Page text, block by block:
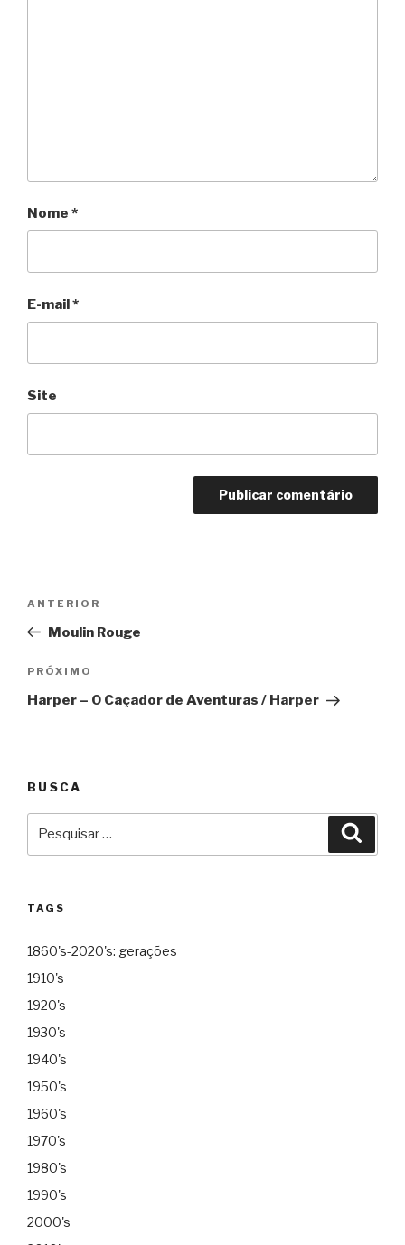
Nome *
E-mail*
Site
Post
Anterior
ANTERIOR
Moulin Rouge
Próximo
PRÓXIMO
Harper – O Caçador de Aventuras / Harper
BUSCA
TAGS
1860's-2020's: gerações
1910's
1920's
1930's
1940's
1950's
1960's
1970's
1980's
1990's
2000's